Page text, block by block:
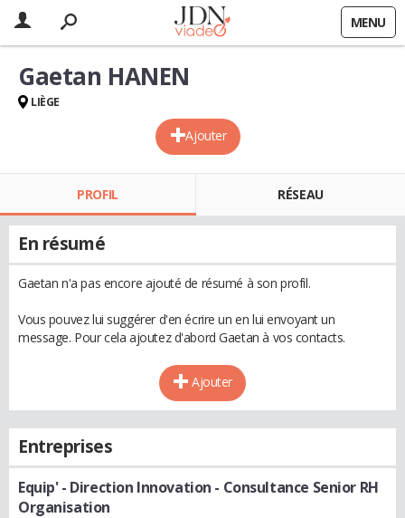
MENU
Ajouter
Gaetan HANEN
LIÈGE
PROFIL RÉSEAU
En résumé
Gaetan n'a pas encore ajouté de résumé à son profil.
Vous pouvez lui suggérer d'en écrire un en lui envoyant un
message. Pour cela ajoutez d'abord Gaetan à vos contacts.
Ajouter
Entreprises
Equip'- Direction Innovation - Consultance Senior RH
Organisation